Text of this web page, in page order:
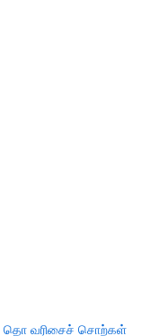
தொ வரிசைச் சொற்கள்